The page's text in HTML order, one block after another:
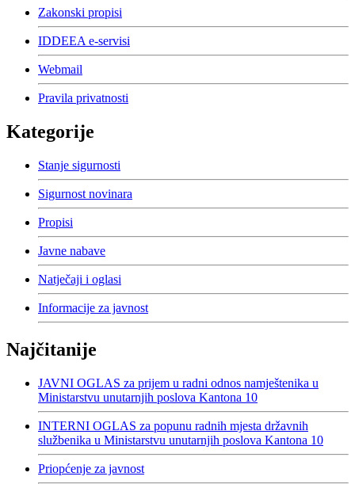
Zakonski propisi
IDDEEA e-servisi
Webmail
Pravila privatnosti
Kategorije
Stanje sigurnosti
Sigurnost novinara
Propisi
Javne nabave
Natječaji i oglasi
Informacije za javnost
Najčitanije
JAVNI OGLAS za prijem u radni odnos namještenika u
Ministarstvu unutarnjih poslova Kantona 10
INTERNI OGLAS za popunu radnih mjesta državnih
službenika u Ministarstvu unutarnjih poslova Kantona 10
Priopćenje za javnost